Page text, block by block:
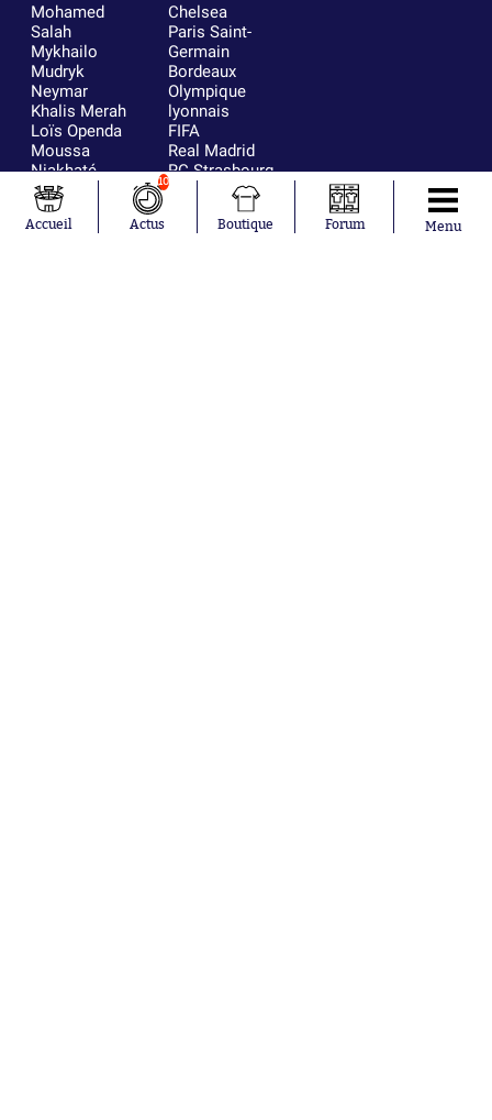
Mohamed
Salah
Mykhailo
Mudryk
Neymar
Khalis Merah
Loïs Openda
Moussa
Niakhaté
Nicolás
Tagliafico
Pavel Šulc
Chelsea
Paris Saint-
Germain
Bordeaux
Olympique
lyonnais
FIFA
Real Madrid
RC Strasbourg
AC Milan
RC Lens
Accueil
10
Actus Boutique Forum Menu